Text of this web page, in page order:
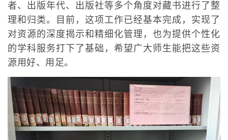
者、出版年代、出版社等多个角度对藏书进行了整
理和归类。目前，这项工作已经基本完成，实现了
对资源的深度揭示和精细化管理，也为提供个性化
的学科服务打下了基础，希望广大师生能把这些资
源用好、用足。